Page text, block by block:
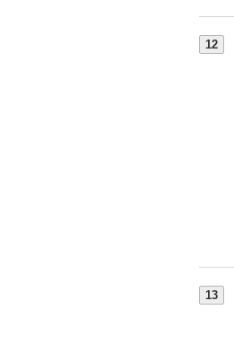
12
13